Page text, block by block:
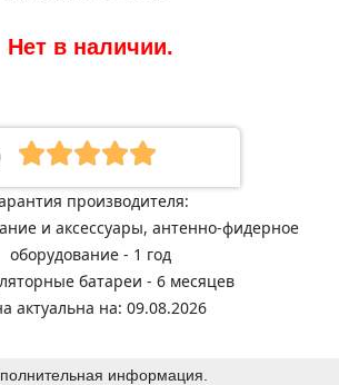
Нет в наличии.
производителя:
и аксессуары, антенно-фидерное
оборудование - 1 год
батареи - 6 месяцев
актуальна на: 09.08.2026
информация.